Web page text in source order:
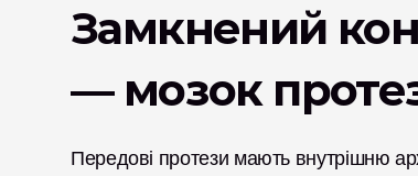
Замкнений
— мозок
Передові протези мають внутрішню